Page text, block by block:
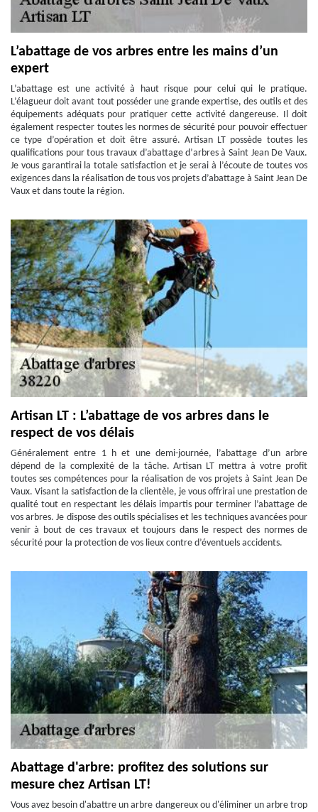
L’abattage de vos arbres entre les mains d’un
expert
L’abattage est une activité à haut risque pour celui qui le pratique.
L’élagueur doit avant tout posséder une grande expertise, des outils et des
équipements adéquats pour pratiquer cette activité dangereuse. Il doit
également respecter toutes les normes de sécurité pour pouvoir effectuer
ce type d’opération et doit être assuré. Artisan LT possède toutes les
qualifications pour tous travaux d’abattage d’arbres à Saint Jean De Vaux.
Je vous garantirai la totale satisfaction et je serai à l’écoute de toutes vos
exigences dans la réalisation de tous vos projets d’abattage à Saint Jean De
Vaux et dans toute la région.
Artisan LT : L’abattage de vos arbres dans le
respect de vos délais
Généralement entre 1 h et une demi-journée, l’abattage d’un arbre
dépend de la complexité de la tâche. Artisan LT mettra à votre profit
toutes ses compétences pour la réalisation de vos projets à Saint Jean De
Vaux. Visant la satisfaction de la clientèle, je vous offrirai une prestation de
qualité tout en respectant les délais impartis pour terminer l’abattage de
vos arbres. Je dispose des outils spécialises et les techniques avancées pour
venir à bout de ces travaux et toujours dans le respect des normes de
sécurité pour la protection de vos lieux contre d’éventuels accidents.
Abattage d'arbre: profitez des solutions sur
mesure chez Artisan LT!
Vous avez besoin d'abattre un arbre dangereux ou d'éliminer un arbre trop